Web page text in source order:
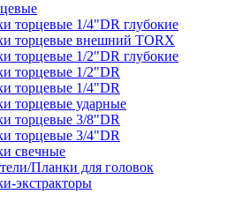
торцевые 1/4"DR глубокие
торцевые внешний TORX
торцевые 1/2"DR глубокие
торцевые 1/2"DR
торцевые 1/4"DR
торцевые ударные
торцевые 3/8"DR
торцевые 3/4"DR
свечные
Планки для головок
экстракторы